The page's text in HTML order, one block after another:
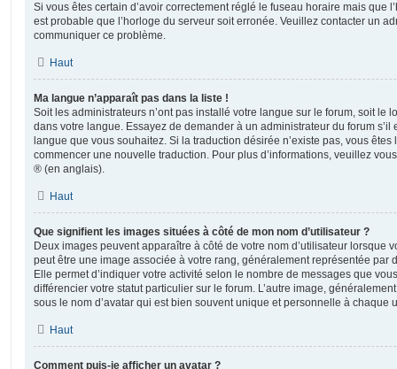
Si vous êtes certain d’avoir correctement réglé le fuseau horaire mais que
est probable que l’horloge du serveur soit erronée. Veuillez contacter un
communiquer ce problème.
Haut
Ma langue n’apparaît pas dans la liste !
Soit les administrateurs n’ont pas installé votre langue sur le forum, soit le
dans votre langue. Essayez de demander à un administrateur du forum s’il
langue que vous souhaitez. Si la traduction désirée n’existe pas, vous
commencer une nouvelle traduction. Pour plus d’informations, veuillez
® (en anglais).
Haut
Que signifient les images situées à côté de mon nom d’utilisateur ?
Deux images peuvent apparaître à côté de votre nom d’utilisateur lorsque
peut être une image associée à votre rang, généralement représentée par
Elle permet d’indiquer votre activité selon le nombre de messages que
différencier votre statut particulier sur le forum. L’autre image,
sous le nom d’avatar qui est bien souvent unique et personnelle à chaque
Haut
Comment puis-je afficher un avatar ?